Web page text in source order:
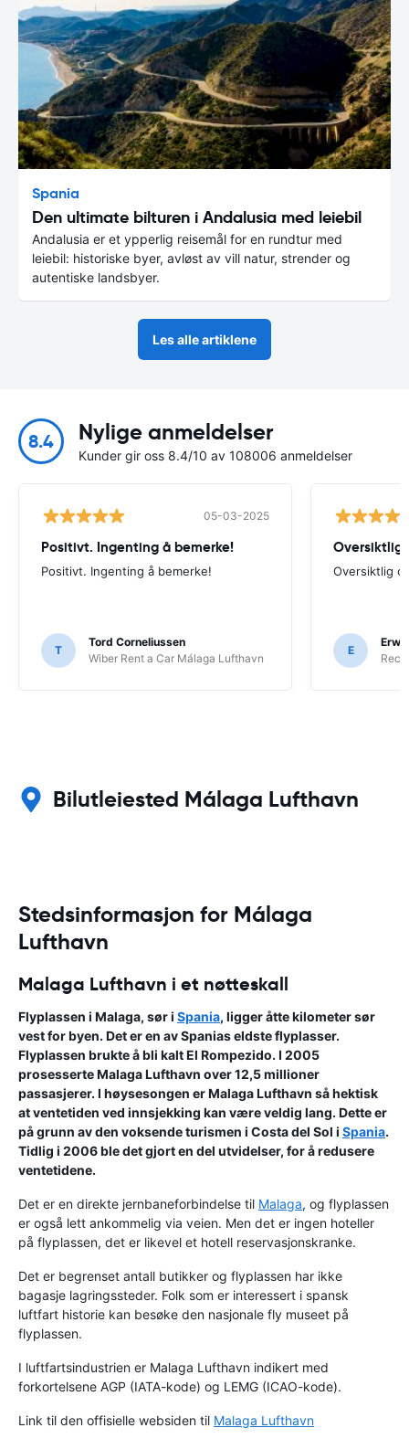
Spania
Den ultimate bilturen i Andalusia med leiebil
Andalusia er et ypperlig reisemål for en rundtur med
leiebil: historiske byer, avløst av vill natur, strender og
autentiske landsbyer.
Les alle artiklene
8.4 Nylige anmeldelser
Kunder gir oss 8.4/10 av 108006 anmeldelser
05-03-2025
Positivt. Ingenting å bemerke!
Positivt. Ingenting å bemerke!
T
Tord Corneliussen
Wiber Rent a Car Málaga Lufthavn
Oversiktlig
Oversiktlig
E
Bilutleiested Málaga Lufthavn
Stedsinformasjon for Málaga
Lufthavn
Malaga Lufthavn i et nøtteskall
Flyplassen i Malaga, sør i Spania, ligger åtte kilometer sør
vest for byen. Det er en av Spanias eldste flyplasser.
Flyplassen brukte å bli kaltEl Rompezido. I 2005
prosesserte Malaga Lufthavn over 12,5 millioner
passasjerer. I høysesongen erMalaga Lufthavn så hektisk
at ventetiden ved innsjekking kan være veldig lang. Dette er
på grunn av den voksende turismen i Costa del Sol i Spania.
Tidlig i 2006 ble det gjort en del utvidelser, for å redusere
ventetidene.
Det er en direkte jernbaneforbindelse til Malaga, og flyplassen
er også lett ankommelig via veien. Men det er ingen hoteller
på flyplassen, det er likevel et hotell reservasjonskranke.
Det er begrenset antall butikker og flyplassen har ikke
bagasje lagringssteder. Folk som er interessert i spansk
luftfart historie kan besøke den nasjonale fly museet på
flyplassen.
I luftfartsindustrien er Malaga Lufthavn indikert med
forkortelsene AGP (IATA-kode) og LEMG (ICAO-kode).
Link til den offisielle websiden til Malaga Lufthavn